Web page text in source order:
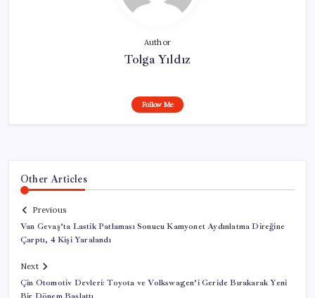
Author
Tolga Yıldız
Follow Me
Other Articles
Previous
Van Gevaş’ta Lastik Patlaması Sonucu Kamyonet Aydınlatma Direğine
Çarptı, 4 Kişi Yaralandı
Next
Çin Otomotiv Devleri: Toyota ve Volkswagen’i Geride Bırakarak Yeni